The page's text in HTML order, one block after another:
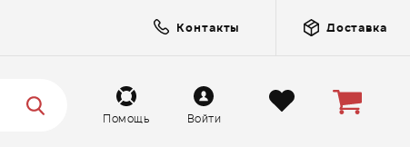
Контакты Доставка
Помощь Войти